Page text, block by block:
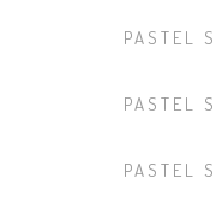
PASTEL
PASTEL
PASTEL